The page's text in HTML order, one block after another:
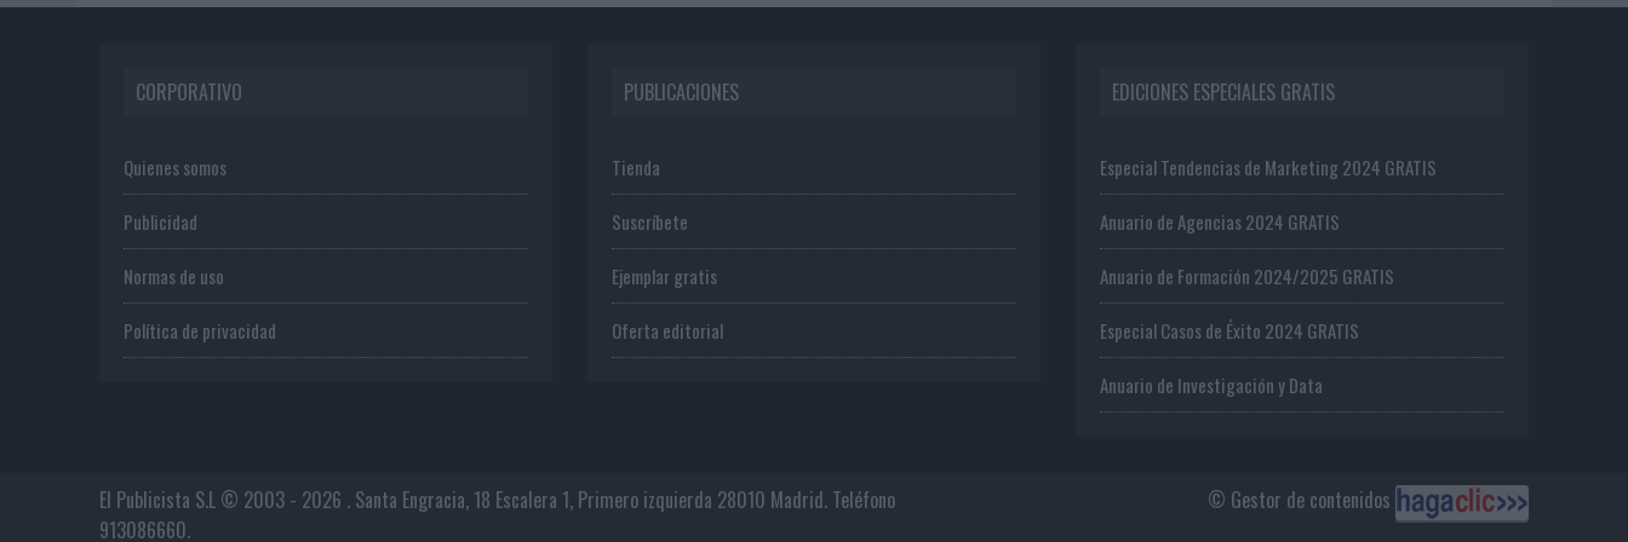
CORPORATIVO
Quienes somos
Publicidad
Normas de uso
Política de privacidad
PUBLICACIONES
Tienda
Suscríbete
Ejemplar gratis
Oferta editorial
EDICIONES ESPECIALES GRATIS
Especial Tendencias de Marketing 2024 GRATIS
Anuario de Agencias 2024 GRATIS
Anuario de Formación 2024/2025 GRATIS
Especial Casos de Éxito 2024 GRATIS
Anuario de Investigación y Data
© Gestor de contenidos
El Publicista S.L © 2003 - 2026 . Santa Engracia, 18 Escalera 1, Primero izquierda 28010 Madrid. Teléfono
913086660.